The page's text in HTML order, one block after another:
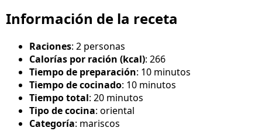
Información de la receta
Raciones: 2 personas
Calorías por ración (kcal): 266
Tiempo de preparación: 10 minutos
Tiempo de cocinado: 10 minutos
Tiempo total: 20 minutos
Tipo de cocina: oriental
Categoría: mariscos